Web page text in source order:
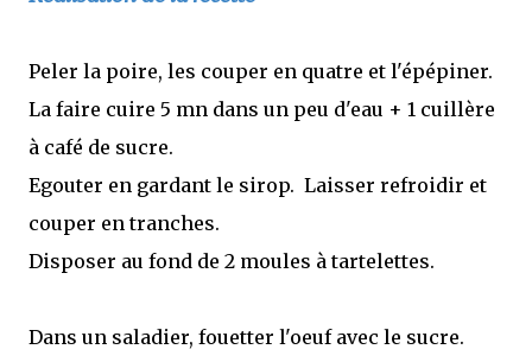
Peler la poire, les couper en quatre et l'épépiner.
La faire cuire 5 mn dans un peu d'eau + 1 cuillère
à café de sucre.
Egouter en gardant le sirop. Laisser refroidir et
couper en tranches.
Disposer au fond de 2 moules à tartelettes.
Dans un saladier, fouetter l'oeuf avec le sucre.